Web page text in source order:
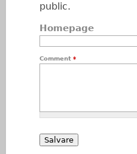
public.
Homepage
Comment *